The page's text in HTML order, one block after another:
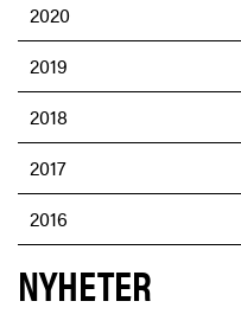
2020
2019
2018
2017
2016
NYHETER